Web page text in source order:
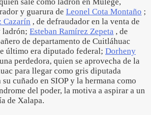
y guarura de Leonel Cota Montaño ;
Cazarín , de defraudador en la venta de
ladrón; Esteban Ramírez Zepeta , de
de departamento de Cuitláhuac
último era diputado federal; Dorheny
perdedora, quien se aprovecha de la
para llegar como gris diputada
cuñado en SIOP y la hermana como
del poder, la motiva a aspirar a un
de Xalapa.